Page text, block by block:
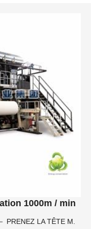
1000m / min
PRENEZ LA TÊTE M.